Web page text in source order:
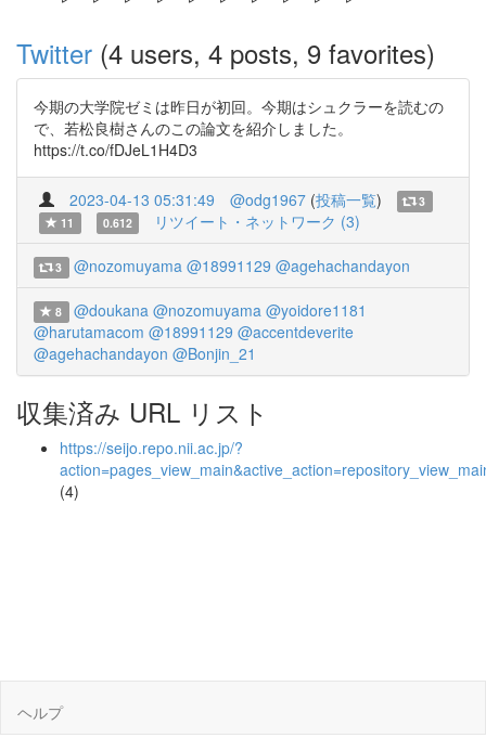
Twitter (4 users, 4 posts, 9 favorites)
今期の大学院ゼミは昨日が初回。今期はシュクラーを読むの
で、若松良樹さんのこの論文を紹介しました。
https://t.co/fDJeL1H4D3
2023-04-13 05:31:49 @odg1967 (投稿一覧)
3
11
0.612 リツイート・ネットワーク (3)
3 @nozomuyama @18991129 @agehachandayon
8 @doukana @nozomuyama @yoidore1181
@harutamacom @18991129 @accentdeverite
@agehachandayon @Bonjin_21
収集済み URL リスト
https://seijo.repo.nii.ac.jp/?
(4)
ヘルプ